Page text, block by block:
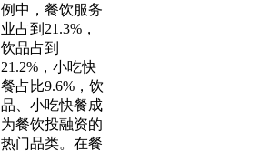
例中，餐饮服务
业占到21.3%，
饮品占到
21.2%，小吃快
餐占比9.6%，饮
品、小吃快餐成
为餐饮投融资的
热门品类。在餐